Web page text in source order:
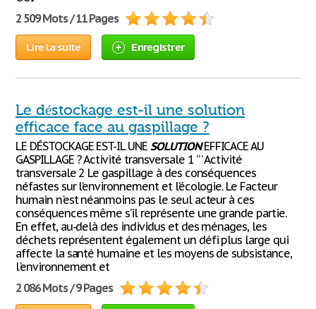
2 509 Mots / 11 Pages
Lire la suite Enregistrer
Le déstockage est-il une solution
efficace face au gaspillage ?
LE DÉSTOCKAGE EST-IL UNE SOLUTIONEFFICACE AU
GASPILLAGE ? Activité transversale 1 ’ ’ ’ Activité
transversale 2 Le gaspillage à des conséquences
néfastes sur l’environnement et l’écologie. Le Facteur
humain n'est néanmoins pas le seul acteur à ces
conséquences même s’il représente une grande partie.
En effet, au-delà des individus et des ménages, les
déchets représentent également un défi plus large qui
affecte la santé humaine et les moyens de subsistance,
l'environnement et
2 086 Mots / 9 Pages